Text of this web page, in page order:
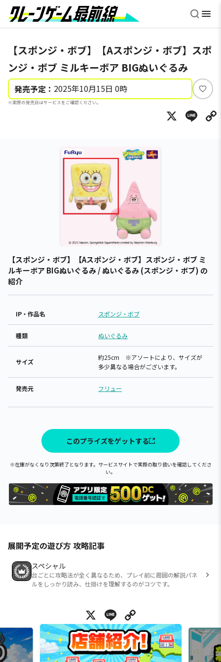
【スポンジ・ボブ】【Aスポンジ・ボブ】スポ
ンジ・ボブ ミルキーボア BIGぬいぐるみ
発売予定： 2025年10月15日 0時
※実際の発売日はサービスをご確認ください。
い
ね
X
【スポンジ・ボブ】【Aスポンジ・ボブ】スポンジ・ボブ ミ
ルキーボア BIGぬいぐるみ / ぬいぐるみ (スポンジ・ボブ) の
紹介
IP・作品名 スポンジ・ボブ
種類 ぬいぐるみ
サイズ
約25cm ※アソートにより、サイズが
多少異なる場合がございます。
発売元 フリュー
このプライズをゲットする
※在庫がなくなり次第終了となります。サービスサイトで実際の取り扱いを確認してくださ
い。
展開予定の遊び方 攻略記事
スペシャル
台ごとに攻略法が全く異なるため、プレイ前に周囲の解説パネ
ルをしっかり読み、仕掛けを理解するのがコツです。
X Line